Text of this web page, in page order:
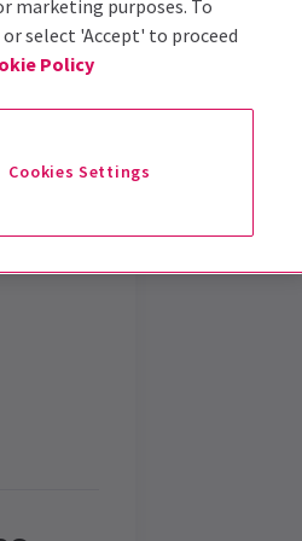
marketing purposes. To
select 'Accept' to proceed
Policy
Cookies Settings